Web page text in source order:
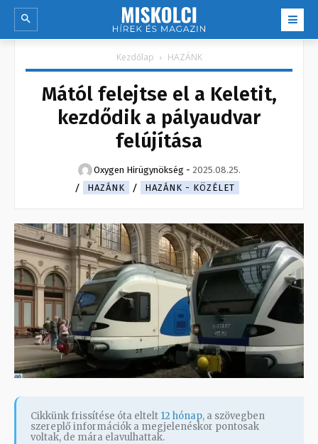
Kezdőlap HAZÁNK
Mától felejtse el a Keletit,
kezdődik a pályaudvar
felújítása
Oxygen Hirügynökség - 2025.08.25.
HAZÁNK
HAZÁNK - KÖZÉLET
Cikkünk frissítése óta eltelt 12 hónap, a szövegben
szereplő információk a megjelenéskor pontosak
voltak, de mára elavulhattak.